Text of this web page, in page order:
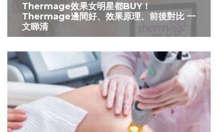
Thermage效果女明星都BUY！
Thermage邊間好、效果原理、前後對比 一
文睇清